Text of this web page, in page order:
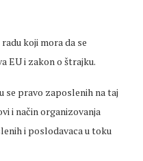
koji mora da se
EU i zakon o štrajku.
se pravo zaposlenih na taj
i način organizovanja
i poslodavaca u toku